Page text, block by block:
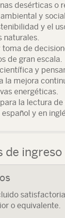
desérticas o
y
y el
naturales.
toma de
de gran escala.
y
la mejora
energéticas.
la lectura
y en
de ingreso
o equivalente.